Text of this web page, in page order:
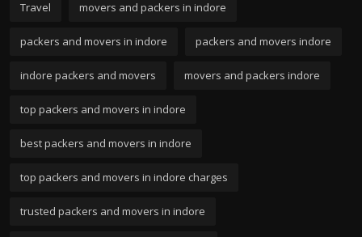
Travel movers and packers in indore
packers and movers in indore packers and movers indore
indore packers and movers movers and packers indore
top packers and movers in indore
best packers and movers in indore
top packers and movers in indore charges
trusted packers and movers in indore